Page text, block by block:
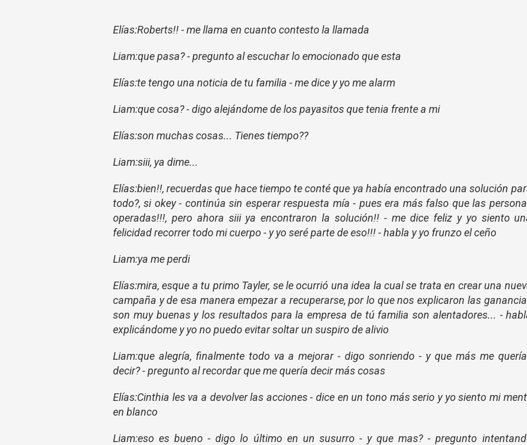
Elías:Roberts!! - me llama en cuanto contesto la llamada
Liam:que pasa? - pregunto al escuchar lo emocionado que esta
Elías:te tengo una noticia de tu familia - me dice y yo me alarm
Liam:que cosa? - digo alejándome de los payasitos que tenia frente a mi
Elías:son muchas cosas... Tienes tiempo??
Liam:siii, ya dime...
Elías:bien!!, recuerdas que hace tiempo te conté que ya había encontrado una solución
todo?, si okey - continúa sin esperar respuesta mía - pues era más falso que las
operadas!!!, pero ahora siii ya encontraron la solución!! - me dice feliz y yo siento
felicidad recorrer todo mi cuerpo - y yo seré parte de eso!!! - habla y yo frunzo el ceño
Liam:ya me perdi
Elías:mira, esque a tu primo Tayler, se le ocurrió una idea la cual se trata en crear una
campaña y de esa manera empezar a recuperarse, por lo que nos explicaron las
son muy buenas y los resultados para la empresa de tú familia son alentadores... -
explicándome y yo no puedo evitar soltar un suspiro de alivio
Liam:que alegría, finalmente todo va a mejorar - digo sonriendo - y que más me
decir? - pregunto al recordar que me quería decir más cosas
Elías:Cinthia les va a devolver las acciones - dice en un tono más serio y yo siento mi
en blanco
Liam:eso es bueno - digo lo último en un susurro - y que mas? - pregunto